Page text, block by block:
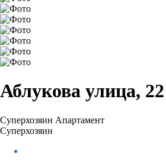
Аблукова улица, 22
Суперхозяин Апартамент
Суперхозяин